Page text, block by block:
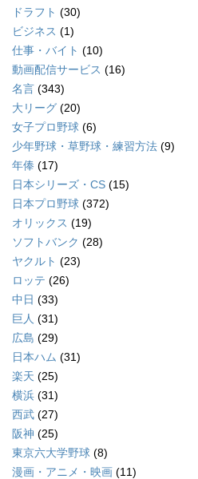
ドラフト (30)
ビジネス (1)
仕事・バイト (10)
動画配信サービス (16)
名言 (343)
大リーグ (20)
女子プロ野球 (6)
少年野球・草野球・練習方法 (9)
年俸 (17)
日本シリーズ・CS (15)
日本プロ野球 (372)
オリックス (19)
ソフトバンク (28)
ヤクルト (23)
ロッテ (26)
中日 (33)
巨人 (31)
広島 (29)
日本ハム (31)
楽天 (25)
横浜 (31)
西武 (27)
阪神 (25)
東京六大学野球 (8)
漫画・アニメ・映画 (11)